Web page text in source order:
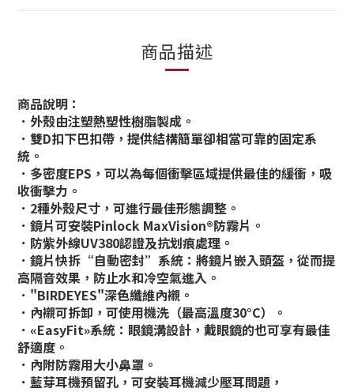
商品描述
商品說明：
．外殼由注塑熱塑性樹脂製成。
．雙D扣下巴扣帶，提供結構簡單卻相當可靠的固定系
統。
．多密度EPS，可以為每個衝擊區域提供最佳的緩衝，吸
收衝擊力。
．2種外殼尺寸，可進行最佳形態調整。
．鏡片可安裝Pinlock MaxVision®防霧片。
．防紫外線UV380認證及抗划痕處理。
．鏡片快拆“自動密封”系統：將鏡片嵌入頭盔，從而提
高隔音效果，防止水和冷空氣進入。
．"BIRDEYES"深色纖維內襯。
．內襯可拆卸，可使用機洗（最高溫度30°C）。
．«EasyFit»系統：眼鏡溝設計，戴眼鏡的也可享有最佳
舒適度。
．內附防霧用大小鼻罩。
．藍芽耳機預留孔，可安裝耳機減少壓耳問題，